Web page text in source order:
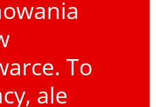
To
ale